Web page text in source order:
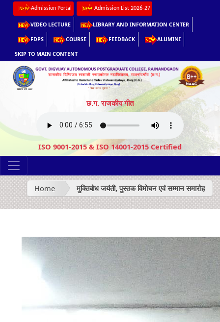
Admission Portal Admission List 2026-27
VIDEO LECTURE LIBRARY AND INFORMATION CENTER
FDPS COURSE FEEDBACK ALUMINI
SKIP TO MAIN CONTENT
छ.ग. राजकीय गीत
ISO 9001-2015 & ISO 14001-2015 Certified
Home मुक्तिबोध जयंती, पुस्तक विमोचन एवं सम्मान समारोह